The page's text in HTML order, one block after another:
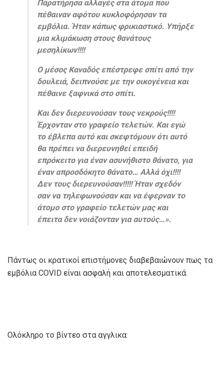
Παρατήρησα αλλαγές στα άτομα που
πέθαιναν αφότου κυκλοφόρησαν τα
εμβόλια. Ήταν κάπως φρικιαστικό. Υπήρξε
μια κλιμάκωση στους θανάτους
μεσηλίκων!!!!
Ο μέσος Καναδός επέστρεφε σπίτι από την
δουλειά, δειπνούσε με την οικογένεια και
πέθαινε ξαφνικά στο σπίτι.
Και δεν διερευνούσαν τους νεκρούς!!!!
Έρχονταν στο γραφείο τελετών. Και εγώ
το έβλεπα αυτό και σκεφτόμουν ότι αυτό
θα πρέπει να διερευνηθεί επειδή
επρόκειτο για έναν ασυνήθιστο θάνατο, για
έναν απροσδόκητο θάνατο… Αλλά όχι!!!!
Δεν τους διερευνούσαν!!!!! Ήταν σχεδόν
σαν να τηλεφωνούσαν και να έφερναν το
άτομο στο γραφείο τελετών μας και
έπειτα δεν νοιάζονταν για αυτούς…».
Πάντως οι κρατικοί επιστήμονες διαβεβαιώνουν πως τα
εμβόλια COVID είναι ασφαλή και αποτελεσματικά.
Ολόκληρο το βίντεο στα αγγλικα: